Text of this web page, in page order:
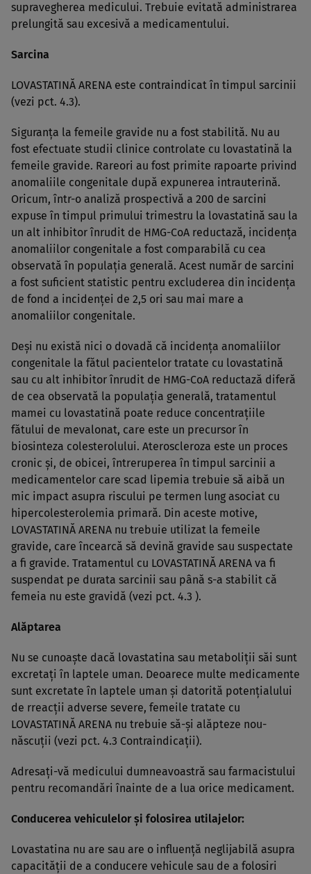
supravegherea medicului. Trebuie evitată administrarea
prelungită sau excesivă a medicamentului.
Sarcina
LOVASTATINĂ ARENA este contraindicat în timpul sarcinii
(vezi pct. 4.3).
Siguranţa la femeile gravide nu a fost stabilită. Nu au
fost efectuate studii clinice controlate cu lovastatină la
femeile gravide. Rareori au fost primite rapoarte privind
anomaliile congenitale după expunerea intrauterină.
Oricum, într-o analiză prospectivă a 200 de sarcini
expuse în timpul primului trimestru la lovastatină sau la
un alt inhibitor înrudit de HMG-CoA reductază, incidenţa
anomaliilor congenitale a fost comparabilă cu cea
observată în populaţia generală. Acest număr de sarcini
a fost suficient statistic pentru excluderea din incidenţa
de fond a incidenţei de 2,5 ori sau mai mare a
anomaliilor congenitale.
Deşi nu există nici o dovadă că incidenţa anomaliilor
congenitale la fătul pacientelor tratate cu lovastatină
sau cu alt inhibitor înrudit de HMG-CoA reductază diferă
de cea observată la populaţia generală, tratamentul
mamei cu lovastatină poate reduce concentraţiile
fătului de mevalonat, care este un precursor în
biosinteza colesterolului. Ateroscleroza este un proces
cronic şi, de obicei, întreruperea în timpul sarcinii a
medicamentelor care scad lipemia trebuie să aibă un
mic impact asupra riscului pe termen lung asociat cu
hipercolesterolemia primară. Din aceste motive,
LOVASTATINĂ ARENA nu trebuie utilizat la femeile
gravide, care încearcă să devină gravide sau suspectate
a fi gravide. Tratamentul cu LOVASTATINĂ ARENA va fi
suspendat pe durata sarcinii sau până s-a stabilit că
femeia nu este gravidă (vezi pct. 4.3 ).
Alăptarea
Nu se cunoaşte dacă lovastatina sau metaboliţii săi sunt
excretaţi în laptele uman. Deoarece multe medicamente
sunt excretate în laptele uman şi datorită potenţialului
de rreacţii adverse severe, femeile tratate cu
LOVASTATINĂ ARENA nu trebuie să-şi alăpteze nou-
născuţii (vezi pct. 4.3 Contraindicaţii).
Adresaţi-vă medicului dumneavoastră sau farmacistului
pentru recomandări înainte de a lua orice medicament.
Conducerea vehiculelor şi folosirea utilajelor:
Lovastatina nu are sau are o influenţă neglijabilă asupra
capacităţii de a conducere vehicule sau de a folosiri